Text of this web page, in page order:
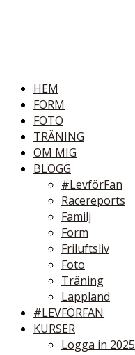
HEM
FORM
FOTO
TRÄNING
OM MIG
BLOGG
#LevförFan
Racereports
Familj
Form
Friluftsliv
Foto
Träning
Lappland
#LEVFÖRFAN
KURSER
Logga in 2025